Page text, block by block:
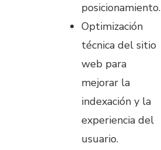
posicionamiento.
Optimización
técnica del sitio
web para
mejorar la
indexación y la
experiencia del
usuario.